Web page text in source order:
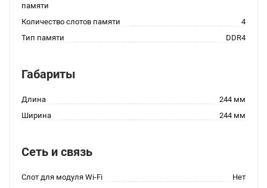
памяти
Количество слотов памяти
4
Тип памяти
DDR4
Габариты
Длина
244 мм
Ширина
244 мм
Сеть и связь
Слот для модуля Wi-Fi
Нет